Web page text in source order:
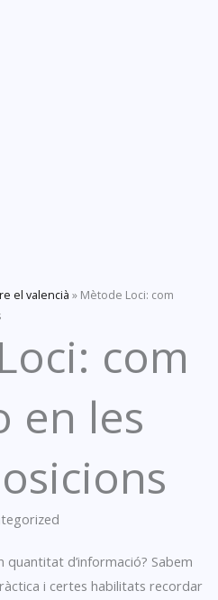
el valencià » Mètode Loci: com
com
en les
d’informació? Sabem
i certes habilitats recordar